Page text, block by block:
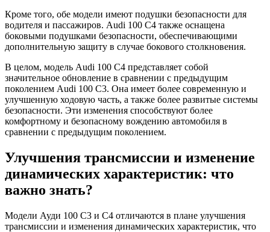
Кроме того, обе модели имеют подушки безопасности для
водителя и пассажиров. Audi 100 С4 также оснащена
боковыми подушками безопасности, обеспечивающими
дополнительную защиту в случае бокового столкновения.
В целом, модель Audi 100 С4 представляет собой
значительное обновление в сравнении с предыдущим
поколением Audi 100 С3. Она имеет более современную и
улучшенную ходовую часть, а также более развитые системы
безопасности. Эти изменения способствуют более
комфортному и безопасному вождению автомобиля в
сравнении с предыдущим поколением.
Улучшения трансмиссии и изменение
динамических характеристик: что
важно знать?
Модели Ауди 100 С3 и С4 отличаются в плане улучшения
трансмиссии и изменения динамических характеристик, что